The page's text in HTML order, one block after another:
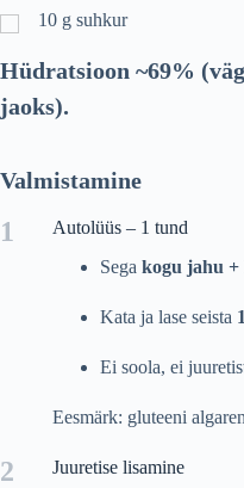
10 g suhkur
Hüdratsioon ~69%
jaoks).
Valmistamine
1
Autolüüs – 1 tund
Sega kogu jahu +
Kata ja lase seista
Ei soola, ei
Eesmärk: gluteeni
2
Juuretise lisamine